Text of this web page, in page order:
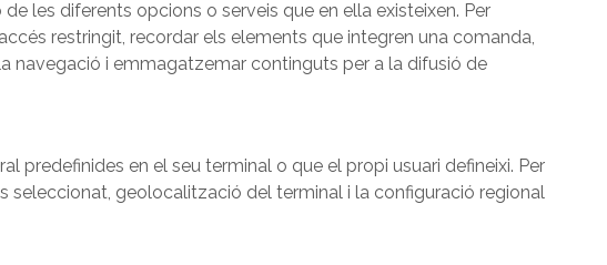
les diferents opcions o serveis que en ella existeixen. Per
restringit, recordar els elements que integren una comanda,
navegació i emmagatzemar continguts per a la difusió de
predefinides en el seu terminal o que el propi usuari defineixi. Per
seleccionat, geolocalització del terminal i la configuració regional